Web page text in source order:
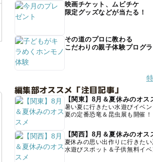
映画チケット、ムビチケ
限定グッズなどが当たる！
その道のプロに教わる
こだわりの親子体験プログラ
編集部オススメ「注目記事」
【関東】8月＆夏休みのオス
暑い夏に行きたい水遊びイベン
夏の定番恐竜＆昆虫展も開催！
【関西】8月＆夏休みのオス
夏休みの思い出作りに行きたい
水遊びスポット＆子供無料イベ